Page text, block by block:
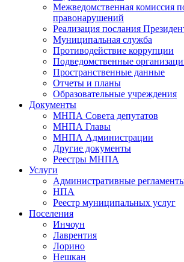
Межведомственная комиссия
правонарушений
Реализация послания
Муниципальная служба
Противодействие коррупции
Подведомственные
Пространственные данные
Отчеты и планы
Образовательные учреждения
Документы
МНПА Совета депутатов
МНПА Главы
МНПА Администрации
Другие документы
Реестры МНПА
Услуги
Административные
НПА
Реестр муниципальных услуг
Поселения
Инчоун
Лаврентия
Лорино
Нешкан